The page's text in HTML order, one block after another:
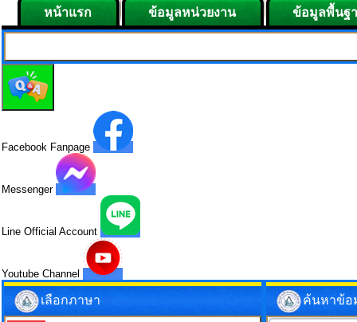
หน้าแรก ข้อมูลหน่วยงาน ข้อมูลพื้นฐ
Facebook Fanpage
Messenger
Line Official Account
Youtube Channel
เลือกภาษา ค้นหาข้อ